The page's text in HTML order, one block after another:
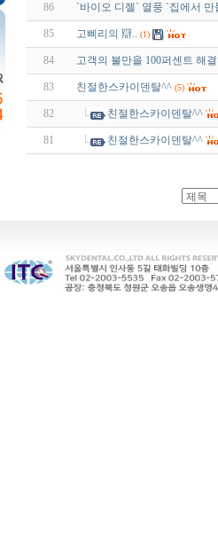
86 `바이오 디젤` 열풍 `집에서 만
85 고삐리의 辯.. (1)
84 고객의 불만을 100퍼센트 해
83 친절한스카이덴탈^^ (5)
82 친절한스카이덴탈^^
81 친절한스카이덴탈^^